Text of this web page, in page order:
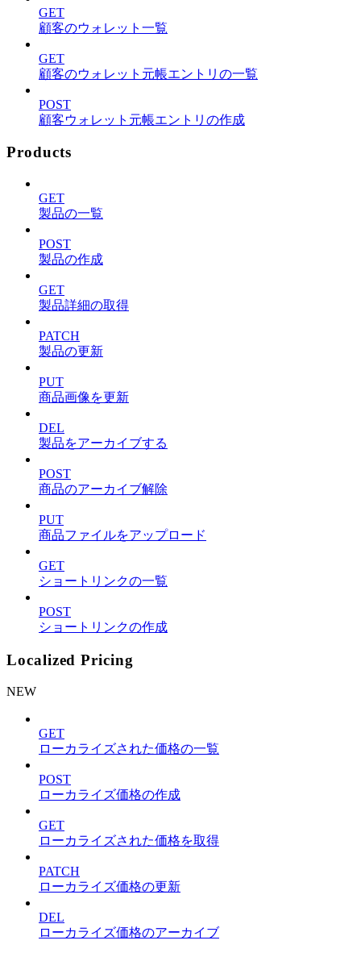
GET
顧客のウォレット一覧
GET
顧客のウォレット元帳エントリの一覧
POST
顧客ウォレット元帳エントリの作成
Products
GET
製品の一覧
POST
製品の作成
GET
製品詳細の取得
PATCH
製品の更新
PUT
商品画像を更新
DEL
製品をアーカイブする
POST
商品のアーカイブ解除
PUT
商品ファイルをアップロード
GET
ショートリンクの一覧
POST
ショートリンクの作成
Localized Pricing
NEW
GET
ローカライズされた価格の一覧
POST
ローカライズ価格の作成
GET
ローカライズされた価格を取得
PATCH
ローカライズ価格の更新
DEL
ローカライズ価格のアーカイブ